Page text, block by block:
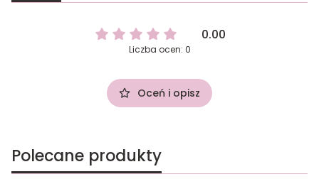
0.00
Liczba ocen: 0
Oceń i opisz
Polecane produkty